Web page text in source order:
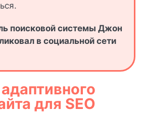
поисковой системы Джон
в социальной сети
для SEO